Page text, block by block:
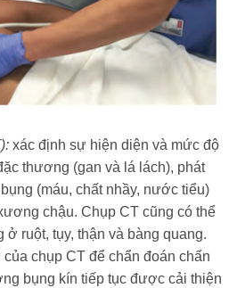
xác định sự hiện diện và mức độ
thương (gan và lá lách), phát
(máu, chất nhầy, nước tiểu)
chậu. Chụp CT cũng có thể
ruột, tụy, thận và bàng quang.
chụp CT để chẩn đoán chấn
bụng kín tiếp tục được cải thiện